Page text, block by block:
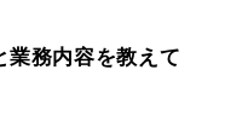
業務内容を教えて